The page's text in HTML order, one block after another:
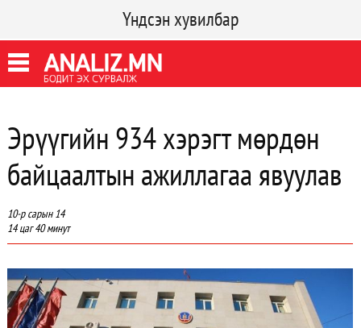
Үндсэн хувилбар
Эрүүгийн 934 хэрэгт мөрдөн
байцаалтын ажиллагаа явуулав
10-р сарын 14
14 цаг 40 минут